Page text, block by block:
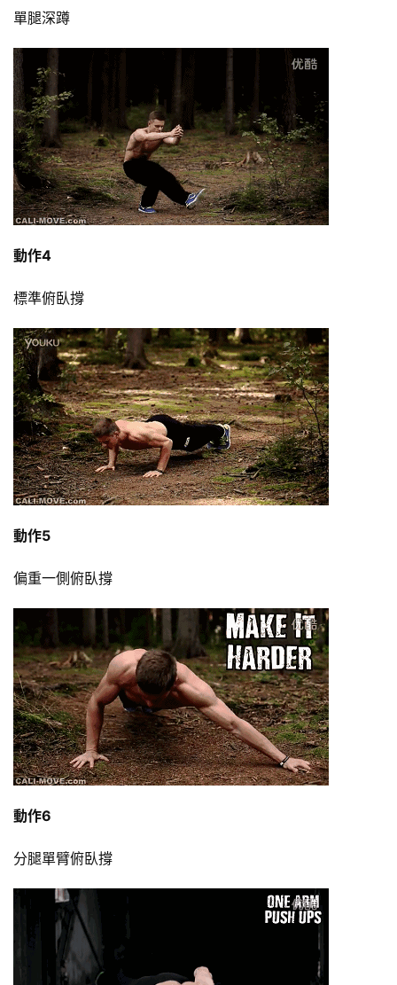
力
量
訓
練
增
肌
計
劃
伽
健
身
視
頻
單腿深蹲
動作4
標準俯臥撐
動作5
偏重一側俯臥撐
動作6
分腿單臂俯臥撐